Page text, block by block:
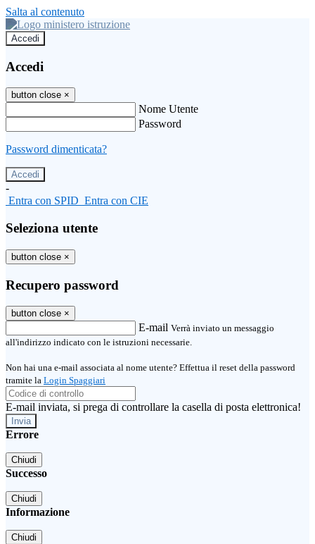
Salta al contenuto
Accedi
Accedi
button close ×
Nome Utente
Password
Password dimenticata?
-
Entra con SPID Entra con CIE
Seleziona utente
button close ×
Recupero password
button close ×
E-mail Verrà inviato un messaggio
all'indirizzo indicato con le istruzioni necessarie.
Non hai una e-mail associata al nome utente? Effettua il reset della password
tramite la Login Spaggiari
E-mail inviata, si prega di controllare la casella di posta elettronica!
Errore
Chiudi
Successo
Chiudi
Informazione
Chiudi